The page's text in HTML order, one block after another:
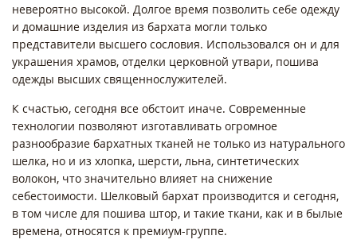
невероятно высокой. Долгое время позволить себе одежду
и домашние изделия из бархата могли только
представители высшего сословия. Использовался он и для
украшения храмов, отделки церковной утвари, пошива
одежды высших священнослужителей.
К счастью, сегодня все обстоит иначе. Современные
технологии позволяют изготавливать огромное
разнообразие бархатных тканей не только из натурального
шелка, но и из хлопка, шерсти, льна, синтетических
волокон, что значительно влияет на снижение
себестоимости. Шелковый бархат производится и сегодня,
в том числе для пошива штор, и такие ткани, как и в былые
времена, относятся к премиум-группе.